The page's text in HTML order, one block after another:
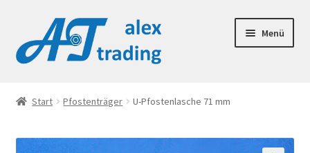
Navigation
springen
Inhalt
springen
Menü
Start Pfostenträger U-Pfostenlasche 71 mm